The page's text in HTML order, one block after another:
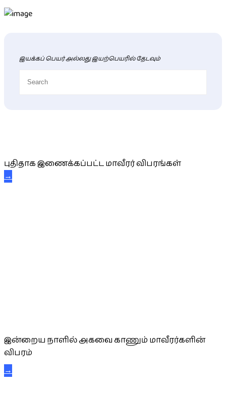
இயக்கப் பெயர் அல்லது இயற்பெயரில் தேடவும்
புதிதாக இணைக்கப்பட்ட மாவீரர் விபரங்கள்
→
இன்றைய நாளில் அகவை காணும் மாவீரர்களின்
விபரம்
→